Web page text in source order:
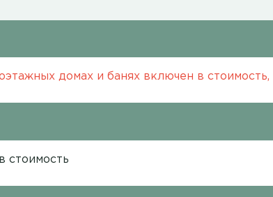
домах и банях включен в стоимость,
стоимость